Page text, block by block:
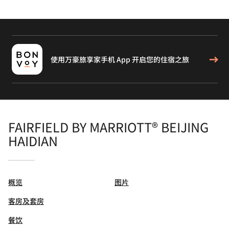
使用万豪旅享家手机 App 开启您的住宿之旅
FAIRFIELD BY MARRIOTT® BEIJING
HAIDIAN
概览
客房及套房
餐饮
图片